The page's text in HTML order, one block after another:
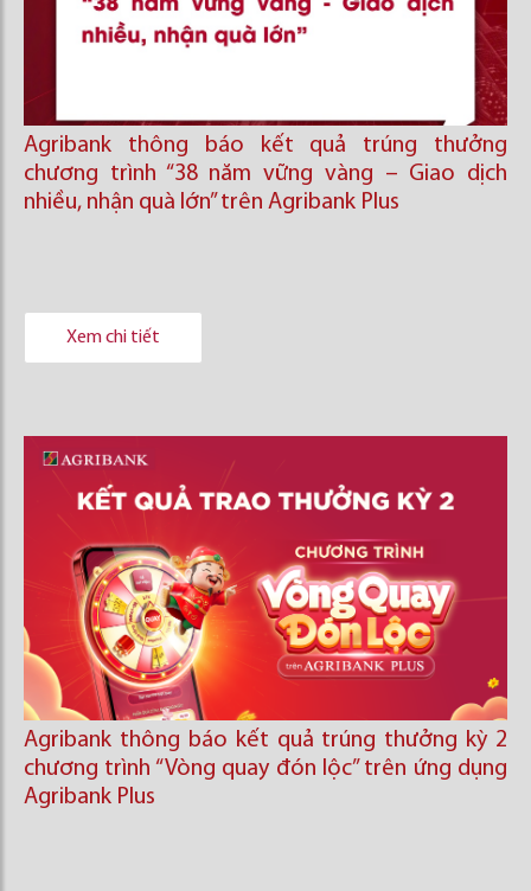
Agribank thông báo kết quả trúng thưởng
chương trình “38 năm vững vàng – Giao dịch
nhiều, nhận quà lớn” trên Agribank Plus
Xem chi tiết
Agribank thông báo kết quả trúng thưởng kỳ 2
chương trình “Vòng quay đón lộc’’ trên ứng dụng
Agribank Plus